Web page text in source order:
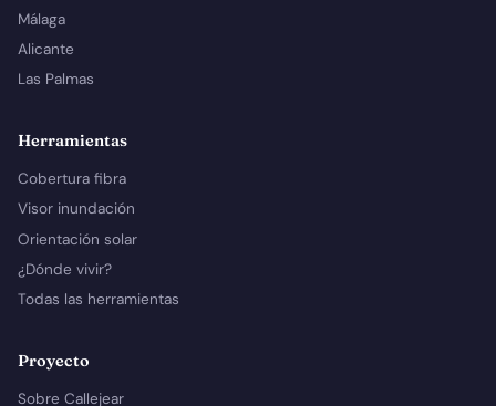
Málaga
Alicante
Las Palmas
Herramientas
Cobertura fibra
Visor inundación
Orientación solar
¿Dónde vivir?
Todas las herramientas
Proyecto
Sobre Callejear